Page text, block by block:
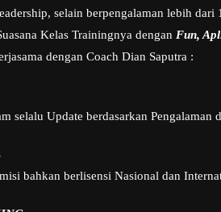
selain berpengalaman lebih dari
Kelas Trainingnya dengan Fun,
dengan Coach Dian Saputra :
selalu Update berdasarkan Pengalaman
bahkan berlisensi Nasional dan